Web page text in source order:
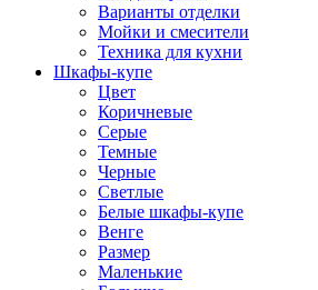
Варианты отделки
Мойки и смесители
Техника для кухни
Шкафы-купе
Цвет
Коричневые
Серые
Темные
Черные
Светлые
Белые шкафы-купе
Венге
Размер
Маленькие